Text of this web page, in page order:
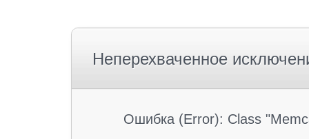
Неперехваченное
Ошибка (Error): Class